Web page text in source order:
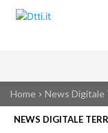
Home News Digitale
NEWS DIGITALE